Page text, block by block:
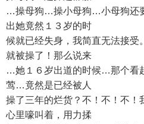
…操母狗…操小母狗…小母狗还
出她竟然１３岁的时
候就已经失身，我简直无法接受
就被操了！那么说来
…她１６岁出道的时候…那个看
莺…竟然是已经被人
操了三年的烂货？不！不！不！
心里嚎叫着，用力揉